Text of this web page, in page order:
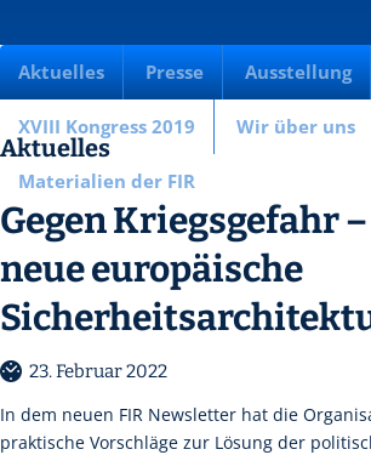
Aktuelles Presse Ausstellung
XVIII Kongress 2019 Wir über uns
Materialien der FIR
Aktuelles
Gegen Kriegsgefahr
neue europäische
23. Februar 2022
In dem neuen FIR Newsletter hat die
praktische Vorschläge zur Lösung der